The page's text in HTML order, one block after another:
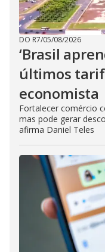
DO R7/05/08/2026
‘Brasil
últimos
economista
Fortalecer comércio
mas pode gerar
afirma Daniel Teles